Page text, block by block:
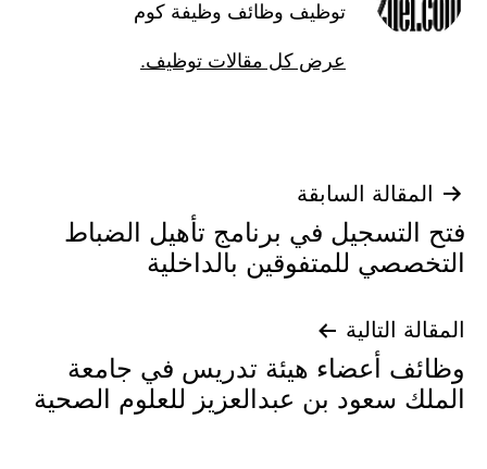
توظيف وظائف وظيفة كوم
عرض كل مقالات توظيف.
تصفّح
المقالات
المقالة السابقة
فتح التسجيل في برنامج تأهيل الضباط
التخصصي للمتفوقين بالداخلية
المقالة التالية
وظائف أعضاء هيئة تدريس في جامعة
الملك سعود بن عبدالعزيز للعلوم الصحية